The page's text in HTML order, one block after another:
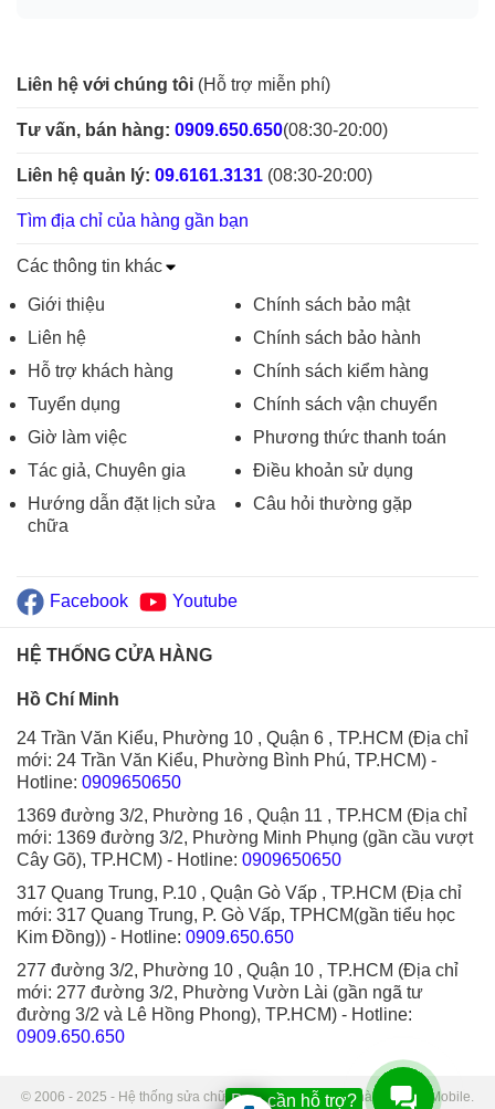
Liên hệ với chúng tôi (Hỗ trợ miễn phí)
Tư vấn, bán hàng: 0909.650.650(08:30-20:00)
Liên hệ quản lý: 09.6161.3131 (08:30-20:00)
Tìm địa chỉ của hàng gần bạn
Các thông tin khác
Giới thiệu
Liên hệ
Hỗ trợ khách hàng
Tuyển dụng
Giờ làm việc
Tác giả, Chuyên gia
Hướng dẫn đặt lịch sửa
chữa
Chính sách bảo mật
Chính sách bảo hành
Chính sách kiểm hàng
Chính sách vận chuyển
Phương thức thanh toán
Điều khoản sử dụng
Câu hỏi thường gặp
Facebook Youtube
HỆ THỐNG CỬA HÀNG
Hồ Chí Minh
24 Trần Văn Kiểu, Phường 10 , Quận 6 , TP.HCM (Địa chỉ
mới: 24 Trần Văn Kiểu, Phường Bình Phú, TP.HCM) -
Hotline: 0909650650
1369 đường 3/2, Phường 16 , Quận 11 , TP.HCM (Địa chỉ
mới: 1369 đường 3/2, Phường Minh Phụng (gần cầu vượt
Cây Gõ), TP.HCM) - Hotline: 0909650650
317 Quang Trung, P.10 , Quận Gò Vấp , TP.HCM (Địa chỉ
mới: 317 Quang Trung, P. Gò Vấp, TPHCM(gần tiểu học
Kim Đồng)) - Hotline: 0909.650.650
277 đường 3/2, Phường 10 , Quận 10 , TP.HCM (Địa chỉ
mới: 277 đường 3/2, Phường Vườn Lài (gần ngã tư
đường 3/2 và Lê Hồng Phong), TP.HCM) - Hotline:
0909.650.650
© 2006 - 2025 - Hệ thống sửa chữa điện thoại di động Thành Trung Mobile.
Bạn cần hỗ trợ?